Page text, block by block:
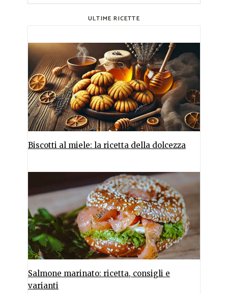
ULTIME RICETTE
Biscotti al miele: la ricetta della dolcezza
Salmone marinato: ricetta, consigli e
varianti